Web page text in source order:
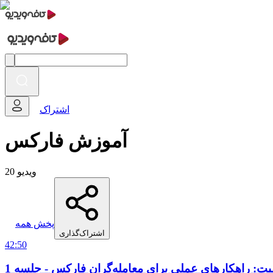
اشتراک
آموزش فارکس
20 ویدیو
پخش همه
اشتراک‌گذاری
42:50
راهکارهای عملی برای معامله‌گران فارکس - جلسه 1